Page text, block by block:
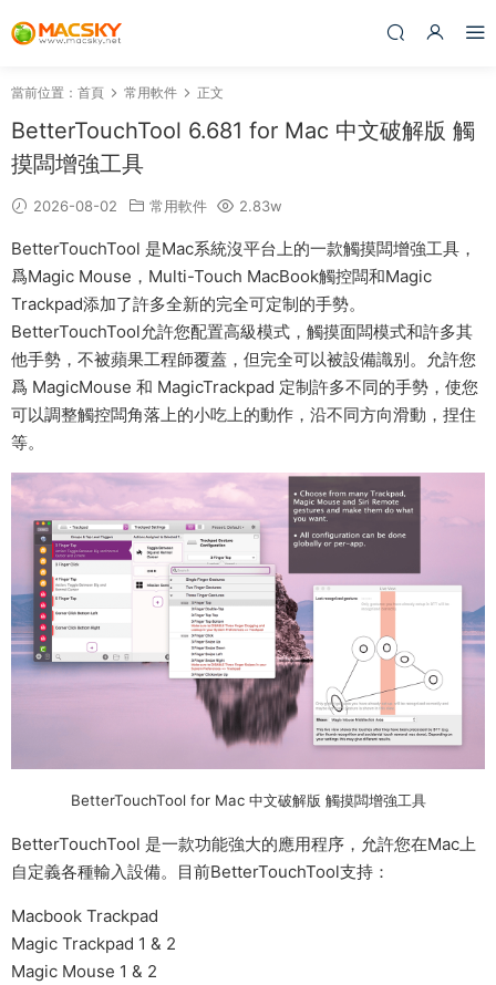
當前位置： 首頁 常用軟件 正文
BetterTouchTool 6.681 for Mac 中文破解版 觸
摸闆增強工具
2026-08-02 常用軟件 2.83w
BetterTouchTool 是Mac系統沒平台上的一款觸摸闆增強工具，
爲Magic Mouse，Multi-Touch MacBook觸控闆和Magic
Trackpad添加了許多全新的完全可定制的手勢。
BetterTouchTool允許您配置高級模式，觸摸面闆模式和許多其
他手勢，不被蘋果工程師覆蓋，但完全可以被設備識别。允許您
爲 MagicMouse 和 MagicTrackpad 定制許多不同的手勢，使您
可以調整觸控闆角落上的小吃上的動作，沿不同方向滑動，捏住
等。
BetterTouchTool for Mac 中文破解版 觸摸闆增強工具
BetterTouchTool 是一款功能強大的應用程序，允許您在Mac上
自定義各種輸入設備。目前BetterTouchTool支持：
Macbook Trackpad
Magic Trackpad 1 & 2
Magic Mouse 1 & 2